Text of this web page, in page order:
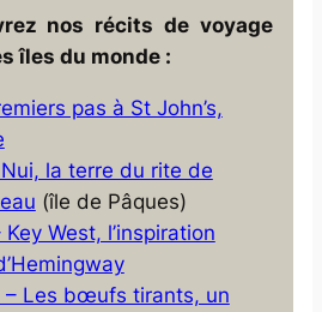
nos récits de voyage
îles du monde :
pas à St John’s,
la terre du rite de
(île de Pâques)
West, l’inspiration
– Les bœufs tirants, un